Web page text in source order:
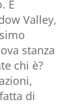
E
Valley,
stanza
chi è?
di